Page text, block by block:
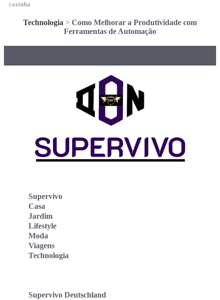
cozinha
Technologia > Como Melhorar a Produtividade com
Ferramentas de Automação
Supervivo
Casa
Jardim
Lifestyle
Moda
Viagens
Technologia
Supervivo Deutschland